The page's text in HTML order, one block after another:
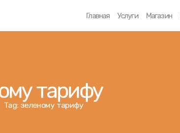
Главная Услуги Магазин
тарифу
Tag: зеленому тарифу
Главная
Услуги
Публикации
Контакты